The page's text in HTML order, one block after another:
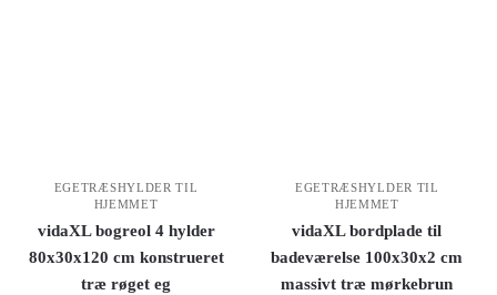
EGETRÆSHYLDER TIL
HJEMMET
vidaXL bogreol 4 hylder
80x30x120 cm konstrueret
træ røget eg
EGETRÆSHYLDER TIL
HJEMMET
vidaXL bordplade til
badeværelse 100x30x2 cm
massivt træ mørkebrun